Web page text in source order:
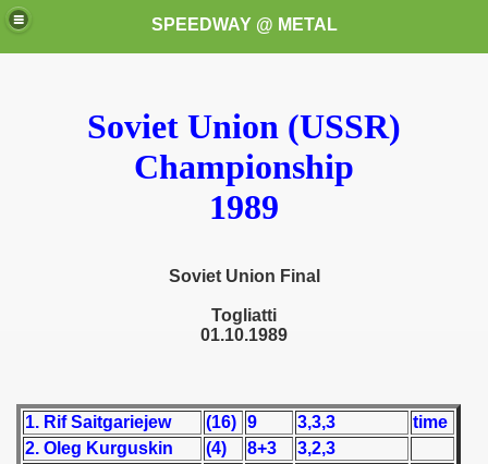
SPEEDWAY @ METAL
Soviet Union (USSR)
Championship
1989
Soviet Union Final
Togliatti
01.10.1989
1. Rif Saitgariejew (16) 9 3,3,3
time
2. Oleg Kurguskin
(4) 8+3
3,2,3
Świata (World Speedway Championship)